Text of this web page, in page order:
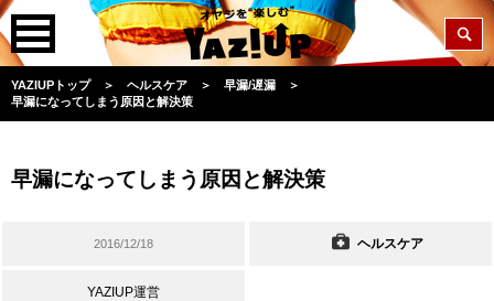
YAZIUPトップ ＞ ヘルスケア ＞ 早漏/遅漏
＞
早漏になってしまう原因と解決策
早漏になってしまう原因と解決策
2016/12/18 ヘルスケア
YAZIUP運営